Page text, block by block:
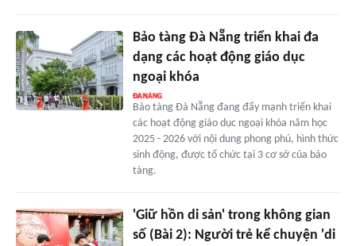
Bảo tàng Đà Nẵng triển khai đa
dạng các hoạt động giáo dục
ngoại khóa
Bảo tàng Đà Nẵng đang đẩy mạnh triển khai
các hoạt động giáo dục ngoại khóa năm học
2025 - 2026 với nội dung phong phú, hình thức
sinh động, được tổ chức tại 3 cơ sở của bảo
tàng.
'Giữ hồn di sản' trong không gian
số (Bài 2): Người trẻ kể chuyện 'di